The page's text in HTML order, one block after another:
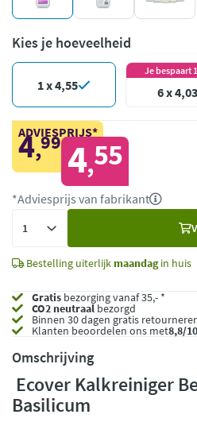
Kies je hoeveelheid
1 x 4,55
Je bespaart
6 x 4,03
ADVIESPRIJS*
4,99 4,55
*Adviesprijs van fabrikant
Bestelling uiterlijk maandagin huis
Gratis bezorging vanaf 35,- *
CO2 neutraalbezorgd
Binnen 30 dagen gratis
Klanten beoordelen ons met8,8/10
Omschrijving
Ecover Kalkreiniger
Basilicum